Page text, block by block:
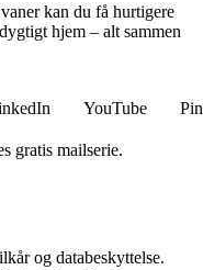
kan du få hurtigere
hjem – alt sammen
YouTube
gratis mailserie.
og databeskyttelse.